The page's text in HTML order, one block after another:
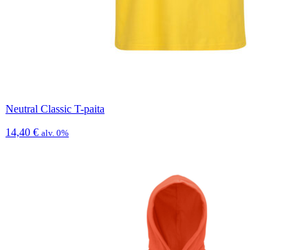
Neutral Classic T-paita
14,40 € alv. 0%